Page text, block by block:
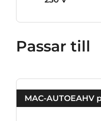
Passar till
MAC-